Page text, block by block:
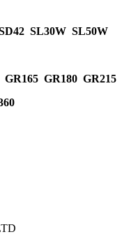
SL30W SL50W
GR180 GR215